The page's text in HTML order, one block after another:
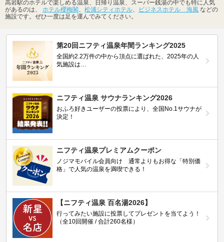
高岩駅のホテルで楽しめる温泉、日帰り温泉、スーパー銭湯の中でも特に人気
があるのは、 ホテル櫻梅閣 松浦シティホテル ビジネスホテル 海風 などの
施設です。ぜひ一度は足を運んでみてください。
第20回ニフティ温泉年間ランキング2025
全国約2.2万件の中から頂点に選ばれた、2025年の人
気施設は…
ニフティ温泉 サウナランキング2026
おふろ好きユーザーの投票により、全国No.1サウナが
決定！
ニフティ温泉プレミアムクーポン
ノジマモバイル会員向け 通常よりもお得な「特別価
格」で人気の温泉を満喫できる！
【ニフティ温泉 百名湯2026】
行ってみたい施設に投票してプレゼントを当てよう！
（全10回開催 / 合計260名様）